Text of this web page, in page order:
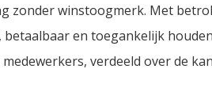
zonder winstoogmerk. Met
en toegankelijk
verdeeld over de